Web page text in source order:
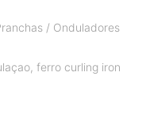
/ Onduladores
, ferro curling iron